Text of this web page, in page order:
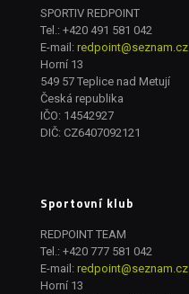
SPORTIV REDPOINT
Tel.: +420 491 581 042
E-mail: redpoint@seznam.cz
Horní 13
549 57 Teplice nad Metují
Česká republika
IČO: 14542927
DIČ: CZ6407092121
Sportovní klub
REDPOINT TEAM
Tel.: +420 777 581 042
E-mail: redpoint@seznam.cz
Horní 13